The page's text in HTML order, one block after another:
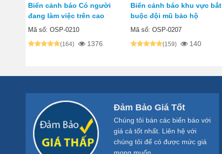
Biển cảnh báo Có người
đang làm việc trên cao
Mã số: OSP-0210
(164) 1376
Biển cảnh báo khu vực bắt
buộc đội mũ bảo hộ
Mã số: OSP-0207
(159) 140
Đảm Bảo Giá Tốt
Chúng tôi bán các biển báo với
giá cả tốt nhất. Liên hệ với
chúng tôi để có được mức giá